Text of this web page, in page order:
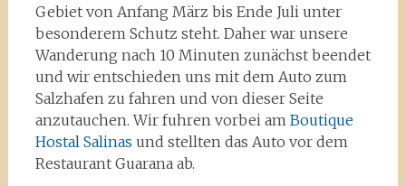
Gebiet von Anfang März bis Ende Juli unter
besonderem Schutz steht. Daher war unsere
Wanderung nach 10 Minuten zunächst beendet
und wir entschieden uns mit dem Auto zum
Salzhafen zu fahren und von dieser Seite
anzutauchen. Wir fuhren vorbei am Boutique
Hostal Salinas und stellten das Auto vor dem
Restaurant Guarana ab.